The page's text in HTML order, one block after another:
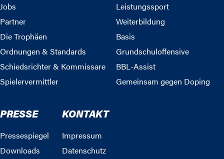
Jobs
Partner
Die Trophäen
Ordnungen & Standards
Schiedsrichter & Kommissare
Spielervermittler
Leistungssport
Weiterbildung
Basis
Grundschuloffensive
BBL-Assist
Gemeinsam gegen Doping
PRESSE
Pressespiegel
Downloads
KONTAKT
Impressum
Datenschutz